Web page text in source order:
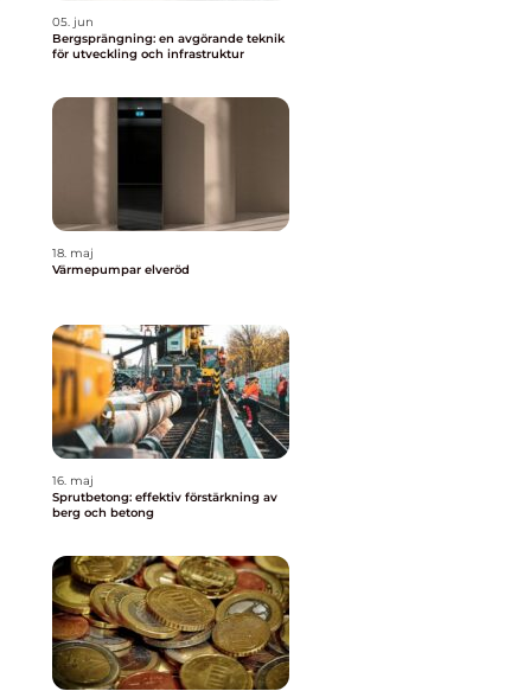
05. jun
Bergsprängning: en avgörande teknik
för utveckling och infrastruktur
18. maj
Värmepumpar elveröd
16. maj
Sprutbetong: effektiv förstärkning av
berg och betong